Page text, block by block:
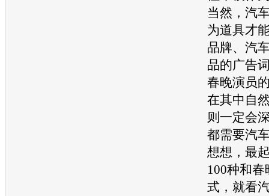
当然，汽
为道具才
品牌、汽
品的广告
春晚演员
在其中自
则一定会
都需要汽
想想，最
100种和
式，就看